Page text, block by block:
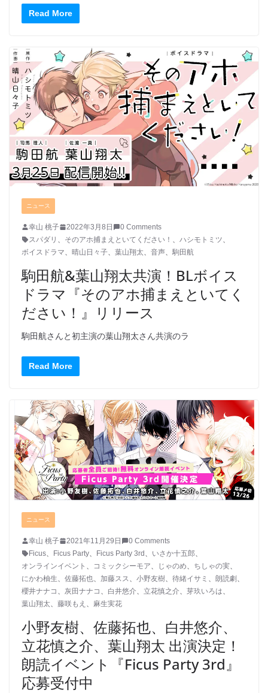
Read More
ニュース
幸山 桃子 2022年3月8日
0 Comments
スパダリ
そのアホ捕まえといてください！ ハシモトミツ
ボイスドラマ
晴山日々子 葉山翔太 音声 駒田航
駒田航&葉山翔太共演！BLボイス
ドラマ『そのアホ捕まえといてく
ださい！』リリース
駒田航さんと初主演の葉山翔太さん共演のラ
Read More
ニュース
幸山 桃子 2021年11月29日
0 Comments
Ficus
Ficus Party Ficus Party 3rd いさか十五郎
オンラインイベント
コミックシーモア じゃのめ ちしゃの実
にかわ柚生
佐藤拓也 加藤スス 小野友樹 待緒イサミ 朗読劇
櫻井ナナコ
灰田ナナコ 白井悠介 立花慎之介 芽玖いろは
葉山翔太
藤咲もえ 麻生実花
小野友樹、佐藤拓也、白井悠介、
立花慎之介、葉山翔太 出演決定！
朗読イベント『Ficus Party 3rd』
応募受付中